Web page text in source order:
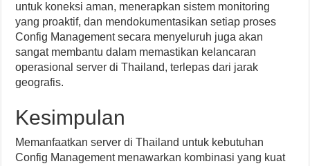
untuk koneksi aman, menerapkan sistem monitoring
yang proaktif, dan mendokumentasikan setiap proses
Config Management secara menyeluruh juga akan
sangat membantu dalam memastikan kelancaran
operasional server di Thailand, terlepas dari jarak
geografis.
Kesimpulan
Memanfaatkan server di Thailand untuk kebutuhan
Config Management menawarkan kombinasi yang kuat